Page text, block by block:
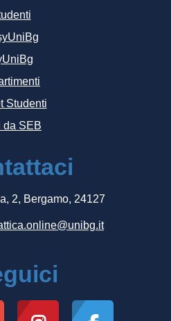
Studenti
da SEB
2, Bergamo, 24127